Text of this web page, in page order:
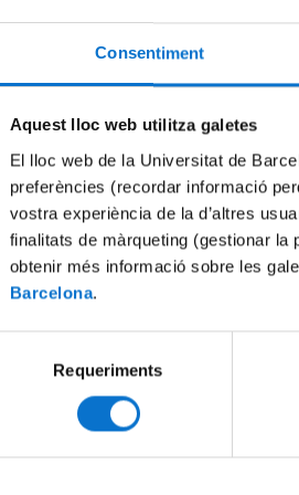
Consentiment
Aquest lloc web utilitza galetes
El lloc web de la Universitat de
preferències (recordar informació
vostra experiència de la d’altres
finalitats de màrqueting (gestionar la
obtenir més informació sobre les
Barcelona.
Requeriments
sobre la
Presentació